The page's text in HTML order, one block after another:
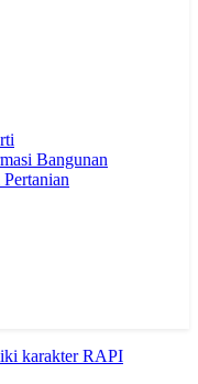
Bangunan